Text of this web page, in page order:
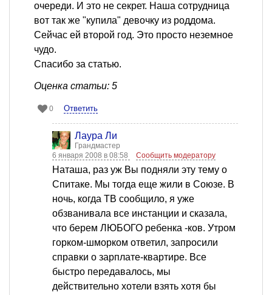
очереди. И это не секрет. Наша сотрудница
вот так же "купила" девочку из роддома.
Сейчас ей второй год. Это просто неземное
чудо.
Спасибо за статью.
Оценка статьи: 5
0 Ответить
Лаура Ли
Грандмастер
6 января 2008 в 08:58
Сообщить модератору
Наташа, раз уж Вы подняли эту тему о
Спитаке. Мы тогда еще жили в Союзе. В
ночь, когда ТВ сообщило, я уже
обзванивала все инстанции и сказала,
что берем ЛЮБОГО ребенка -ков. Утром
горком-шморком ответил, запросили
справки о зарплате-квартире. Все
быстро передавалось, мы
действительно хотели взять хотя бы